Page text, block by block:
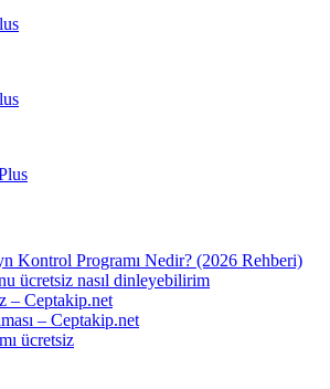
Kontrol Programı Nedir? (2026 Rehberi)
ücretsiz nasıl dinleyebilirim
– Ceptakip.net
– Ceptakip.net
ücretsiz